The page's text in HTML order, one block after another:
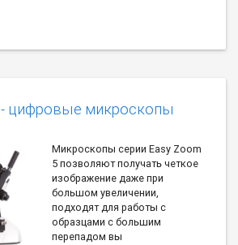
- цифровые микроскопы
Микроскопы серии Easy Zoom
5 позволяют получать четкое
изображение даже при
большом увеличении,
подходят для работы с
образцами с большим
перепадом вы